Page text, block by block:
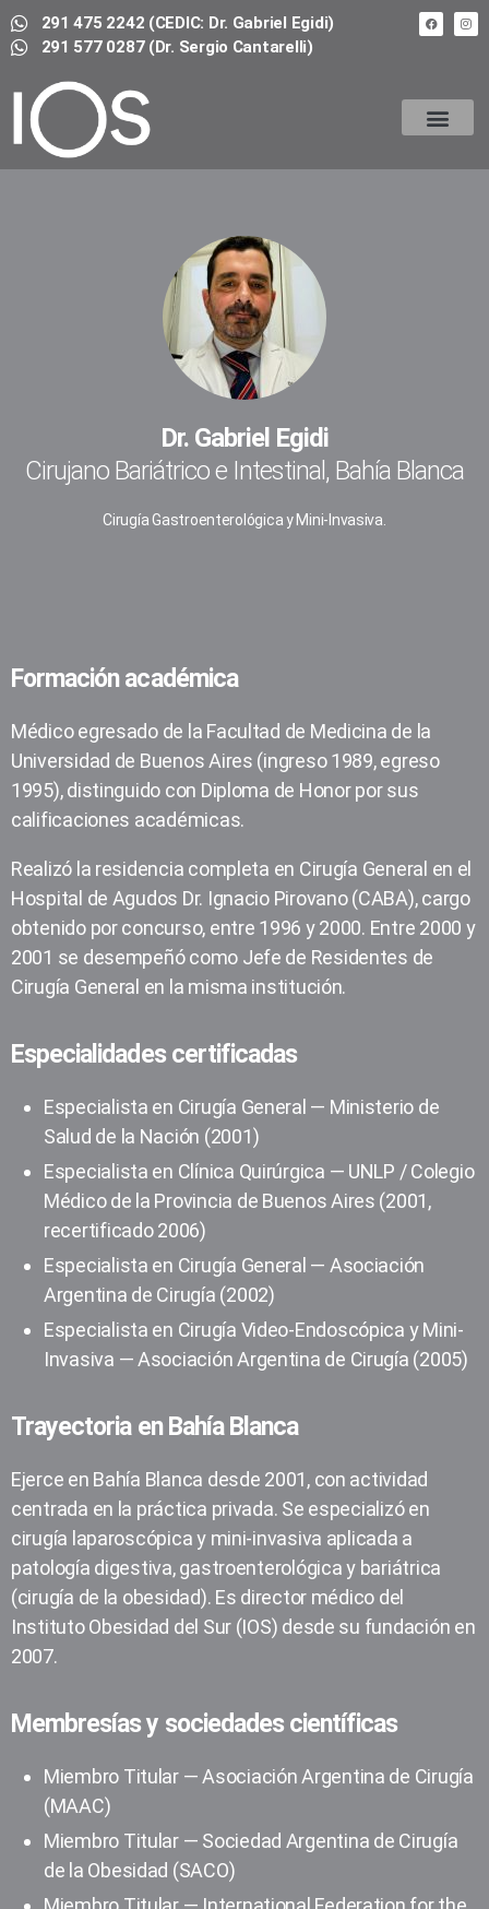
291 475 2242 (CEDIC: Dr. Gabriel Egidi)
291 577 0287 (Dr. Sergio Cantarelli)
Dr. Gabriel Egidi
Cirujano Bariátrico e Intestinal, Bahía Blanca
Cirugía Gastroenterológica y Mini-Invasiva.
Formación académica
Médico egresado de la Facultad de Medicina de la
Universidad de Buenos Aires (ingreso 1989, egreso
1995), distinguido con Diploma de Honor por sus
calificaciones académicas.
Realizó la residencia completa en Cirugía General en el
Hospital de Agudos Dr. Ignacio Pirovano (CABA), cargo
obtenido por concurso, entre 1996 y 2000. Entre 2000 y
2001 se desempeñó como Jefe de Residentes de
Cirugía General en la misma institución.
Especialidades certificadas
Especialista en Cirugía General — Ministerio de
Salud de la Nación (2001)
Especialista en Clínica Quirúrgica — UNLP / Colegio
Médico de la Provincia de Buenos Aires (2001,
recertificado 2006)
Especialista en Cirugía General — Asociación
Argentina de Cirugía (2002)
Especialista en Cirugía Video-Endoscópica y Mini-
Invasiva — Asociación Argentina de Cirugía (2005)
Trayectoria en Bahía Blanca
Ejerce en Bahía Blanca desde 2001, con actividad
centrada en la práctica privada. Se especializó en
cirugía laparoscópica y mini-invasiva aplicada a
patología digestiva, gastroenterológica y bariátrica
(cirugía de la obesidad). Es director médico del
Instituto Obesidad del Sur (IOS) desde su fundación en
2007.
Membresías y sociedades científicas
Miembro Titular — Asociación Argentina de Cirugía
(MAAC)
Miembro Titular — Sociedad Argentina de Cirugía
de la Obesidad (SACO)